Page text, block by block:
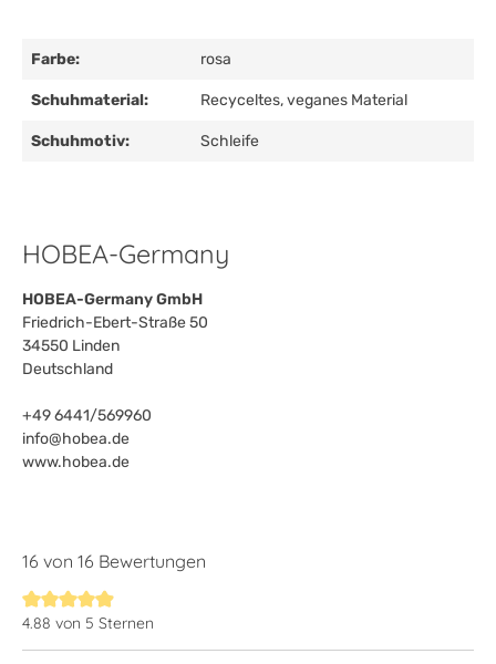
Farbe: rosa
Schuhmaterial: Recyceltes, veganes Material
Schuhmotiv: Schleife
HOBEA-Germany
HOBEA-Germany GmbH
Friedrich-Ebert-Straße 50
34550 Linden
Deutschland
+49 6441/569960
info@hobea.de
www.hobea.de
16 von 16 Bewertungen
Durchschnittliche Bewertung von 4.8 von 5 Sternen
4.88 von 5 Sternen